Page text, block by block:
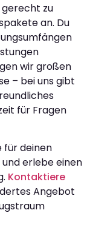
gerecht zu
an. Du
wir großen
– bei uns gibt
für Fragen
für deinen
erlebe einen
Kontaktiere
Angebot